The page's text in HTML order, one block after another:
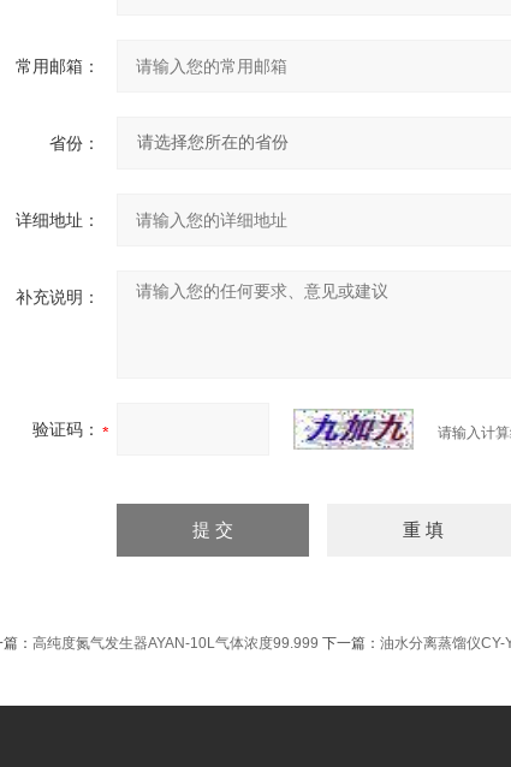
常用邮箱：
省份：
详细地址：
补充说明：
验证码： 请输入计
： 高纯度氮气发生器AYAN-10L气体浓度99.999 下一篇： 油水分离蒸馏仪CY-